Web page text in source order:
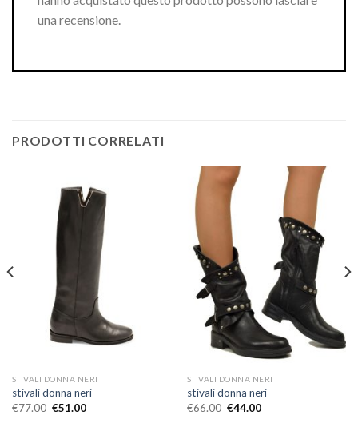
una recensione.
PRODOTTI CORRELATI
STIVALI DONNA NERI
stivali donna neri
€77.00 €51.00
STIVALI DONNA NERI
stivali donna neri
€66.00 €44.00